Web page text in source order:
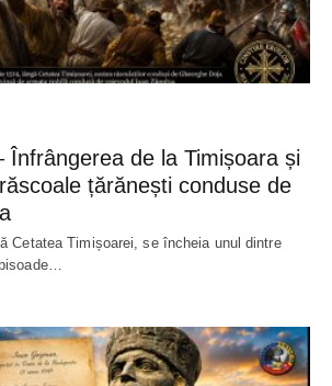
Înfrângerea de la Timișoara și
țărănești conduse de
Cetatea Timișoarei, se încheia unul dintre